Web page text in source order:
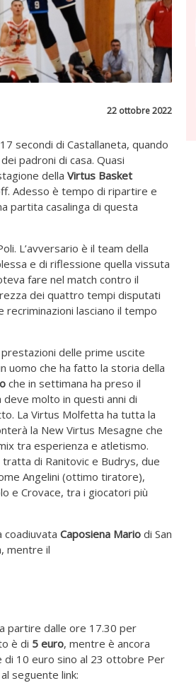
22 ottobre 2022
secondi di Castallaneta, quando
padroni di casa. Quasi
della Virtus Basket
Adesso è tempo di ripartire e
partita casalinga di questa
L’avversario è il team della
e di riflessione quella vissuta
fare nel match contro il
dei quattro tempi disputati
lasciano il tempo
delle prime uscite
uomo che ha fatto la storia della
che in settimana ha preso il
deve molto in questi anni di
La Virtus Molfetta ha tutta la
la New Virtus Mesagne che
tra esperienza e atletismo.
di Ranitovic e Budrys, due
Angelini (ottimo tiratore),
e Crovace, tra i giocatori più
coadiuvata Caposiena Mario di San
mentre il
partire dalle ore 17.30 per
è di 5 euro, mentre è ancora
di 10 euro sino al 23 ottobre Per
seguente link: